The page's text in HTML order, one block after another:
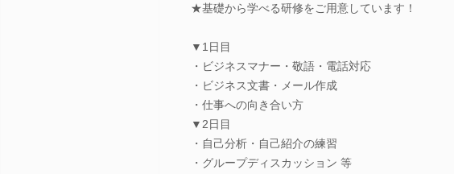
★基礎から学べる研修をご用意しています！
▼1日目
・ビジネスマナー・敬語・電話対応
・ビジネス文書・メール作成
・仕事への向き合い方
▼2日目
・自己分析・自己紹介の練習
・グループディスカッション 等